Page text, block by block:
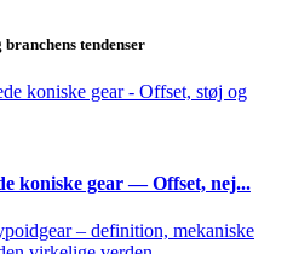
tendenser
koniske gear — Offset, nej...